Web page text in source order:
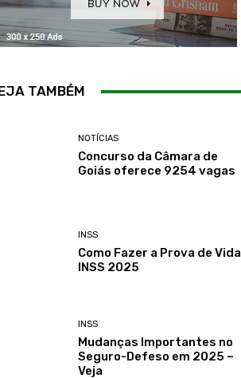
TAMBÉM
NOTÍCIAS
Concurso da Câmara de
Goiás oferece 9254 vagas
INSS
Como Fazer a Prova de Vida
INSS 2025
INSS
Mudanças Importantes no
Seguro-Defeso em 2025 –
Veja